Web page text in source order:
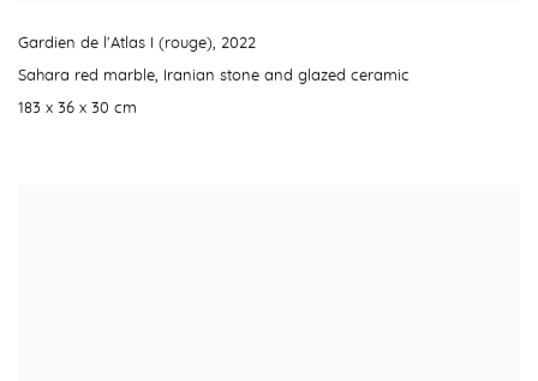
Gardien de l'Atlas I (rouge), 2022
Sahara red marble, Iranian stone and glazed ceramic
183 x 36 x 30 cm